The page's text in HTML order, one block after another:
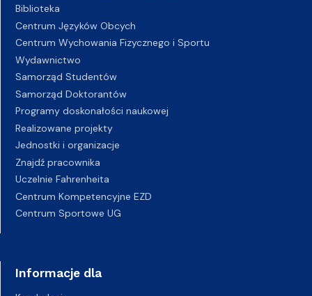
Biblioteka
Centrum Języków Obcych
Centrum Wychowania Fizycznego i Sportu
Wydawnictwo
Samorząd Studentów
Samorząd Doktorantów
Programy doskonałości naukowej
Realizowane projekty
Jednostki i organizacje
Znajdź pracownika
Uczelnie Fahrenheita
Centrum Kompetencyjne EZD
Centrum Sportowe UG
Informacje dla